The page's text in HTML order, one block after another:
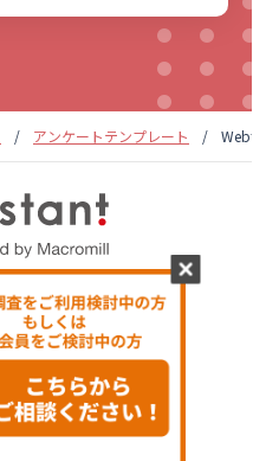
アンケートテンプレート
ート例
ンプレート
ーン